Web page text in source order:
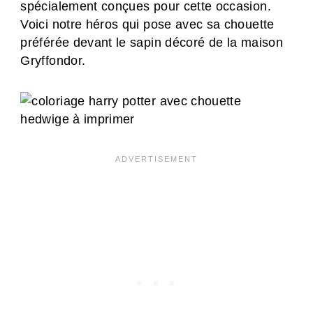
spécialement conçues pour cette occasion.
Voici notre héros qui pose avec sa chouette
préférée devant le sapin décoré de la maison
Gryffondor.